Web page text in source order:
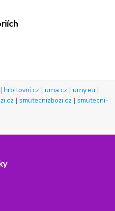
|hrbitovni.cz |urna.cz |urny.eu |
|smutecnizbozi.cz |smutecni-